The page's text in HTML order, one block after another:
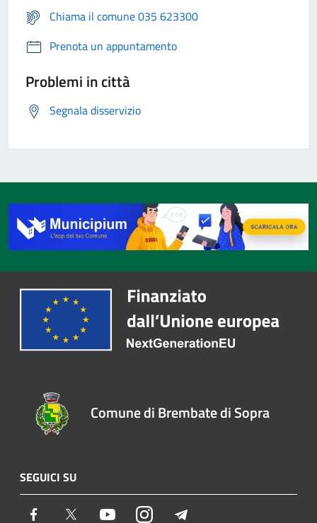
Chiama il comune 035 623300
Prenota un appuntamento
Problemi in città
Segnala disservizio
Comune di Brembate di Sopra
SEGUICI SU
Facebook Twitter YoutubeInstagram